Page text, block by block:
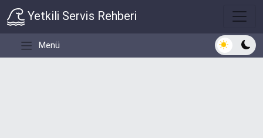
Yetkili Servis Rehberi
Menü Açık/Koyu